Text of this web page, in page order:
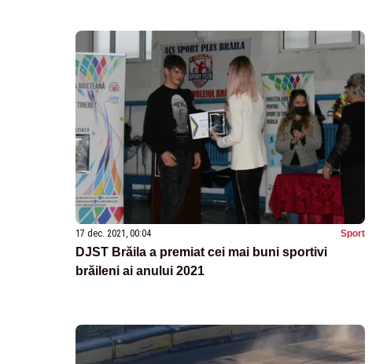
17 dec. 2021, 00:04 Sport
DJST Brăila a premiat cei mai buni sportivi
brăileni ai anului 2021